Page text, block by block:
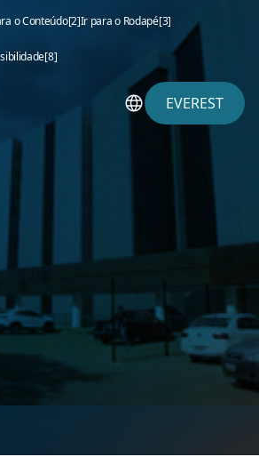
o Conteúdo[2]Ir para o Rodapé[3]
[8]
EVEREST